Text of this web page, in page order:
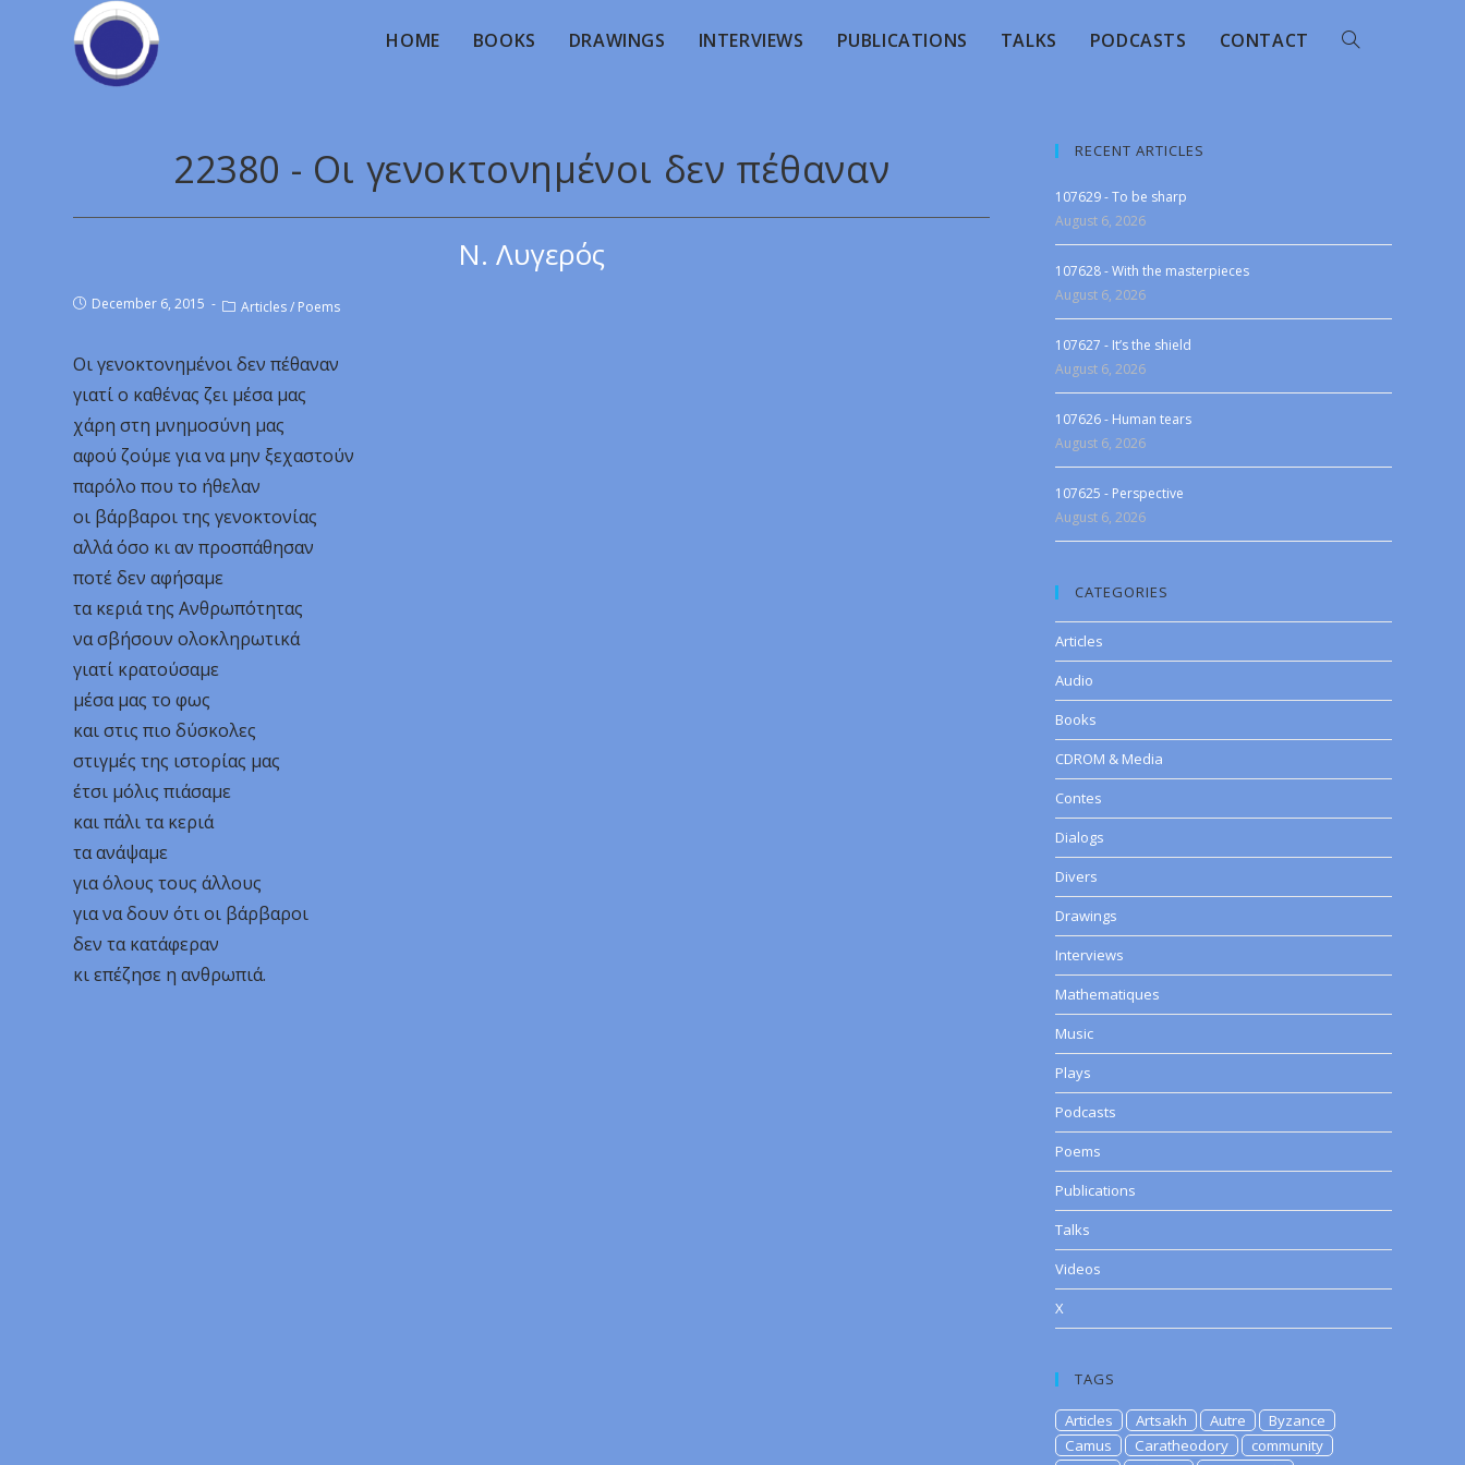
HOME BOOKS DRAWINGS INTERVIEWS PUBLICATIONS TALKS PODCASTS CONTACT
22380 - Οι γενοκτονημένοι δεν πέθαναν
Ν. Λυγερός
December 6, 2015 Articles/ Poems
Οι γενοκτονημένοι δεν πέθαναν
γιατί ο καθένας ζει μέσα μας
χάρη στη μνημοσύνη μας
αφού ζούμε για να μην ξεχαστούν
παρόλο που το ήθελαν
οι βάρβαροι της γενοκτονίας
αλλά όσο κι αν προσπάθησαν
ποτέ δεν αφήσαμε
τα κεριά της Ανθρωπότητας
να σβήσουν ολοκληρωτικά
γιατί κρατούσαμε
μέσα μας το φως
και στις πιο δύσκολες
στιγμές της ιστορίας μας
έτσι μόλις πιάσαμε
και πάλι τα κεριά
τα ανάψαμε
για όλους τους άλλους
για να δουν ότι οι βάρβαροι
δεν τα κατάφεραν
κι επέζησε η ανθρωπιά.
RECENT ARTICLES
107629 - To be sharp
August 6, 2026
107628 - With the masterpieces
August 6, 2026
107627 - It’s the shield
August 6, 2026
107626 - Human tears
August 6, 2026
107625 - Perspective
August 6, 2026
CATEGORIES
Articles
Audio
Books
CDROM & Media
Contes
Dialogs
Divers
Drawings
Interviews
Mathematiques
Music
Plays
Podcasts
Poems
Publications
Talks
Videos
X
TAGS
Articles Artsakh Autre
Byzance
Camus
Caratheodory
community